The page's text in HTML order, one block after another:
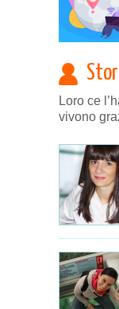
Loro ce
vivono